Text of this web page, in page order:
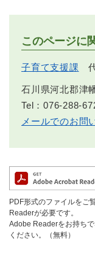
このページに
子育て支援課
石川県河北郡津
Tel：076-288-
メールでのお問
PDF形式のファイルをご
Readerが必要です。
Adobe Readerをお持ち
ください。（無料）